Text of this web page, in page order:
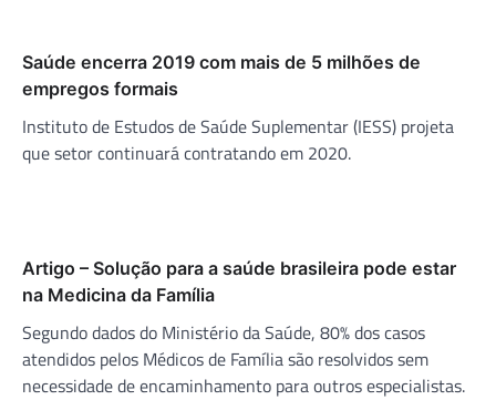
Saúde encerra 2019 com mais de 5 milhões de
empregos formais
Instituto de Estudos de Saúde Suplementar (IESS) projeta
que setor continuará contratando em 2020.
Artigo – Solução para a saúde brasileira pode estar
na Medicina da Família
Segundo dados do Ministério da Saúde, 80% dos casos
atendidos pelos Médicos de Família são resolvidos sem
necessidade de encaminhamento para outros especialistas.